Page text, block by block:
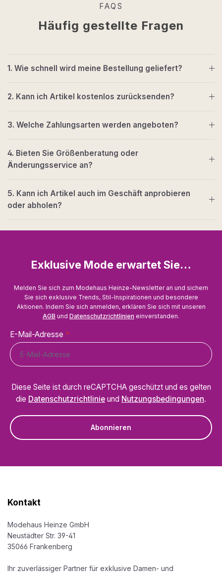
FAQS
Häufig gestellte Fragen
1. Wie schnell wird meine Bestellung geliefert?
2. Kann ich Artikel kostenlos zurücksenden?
3. Welche Zahlungsarten werden angeboten?
4. Bieten Sie Größenberatung oder
Änderungsservice an?
5. Kann ich Artikel auch im Geschäft anprobieren
oder abholen?
Exklusive Mode erwartet Sie…
Melden Sie sich zum Modehaus Heinze-Newsletter an und sichern
Sie sich exklusive Trends, Stil-Inspirationen und besondere
Aktionen. Indem Sie sich anmelden, erklären Sie sich mit unseren
AGB und Datenschutzrichtlinien einverstanden.
E-Mail-Adresse *
Diese Seite ist durch reCAPTCHA geschützt und es gelten
die Datenschutzrichtlinie und Nutzungsbedingungen.
Abonnieren
Kontakt
Modehaus Heinze GmbH
Neustädter Str. 39-41
35066 Frankenberg
Ihr zuverlässiger Partner für exklusive Damen- und